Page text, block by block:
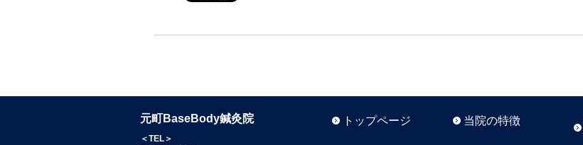
元町BaseBody鍼灸院
＜TEL＞
トップページ 当院の特徴